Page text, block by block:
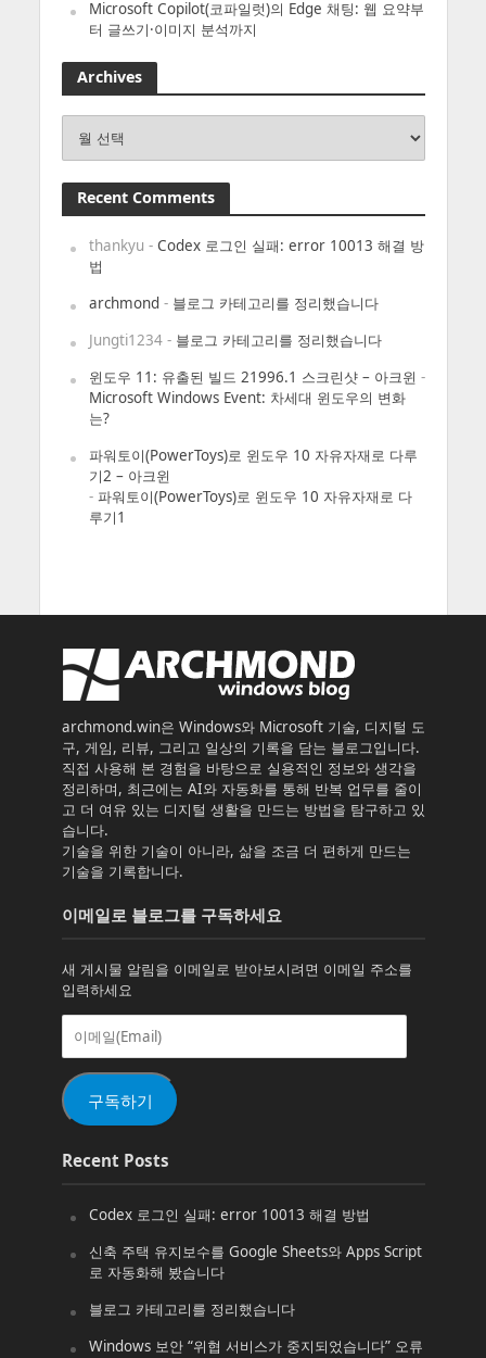
Microsoft Copilot(코파일럿)의 Edge 채팅: 웹 요약부
터 글쓰기·이미지 분석까지
Archives
Recent Comments
thankyu - Codex 로그인 실패: error 10013 해결 방
법
archmond- 블로그 카테고리를 정리했습니다
Jungti1234- 블로그 카테고리를 정리했습니다
윈도우 11: 유출된 빌드 21996.1 스크린샷 – 아크윈 -
Microsoft Windows Event: 차세대 윈도우의 변화
는?
파워토이(PowerToys)로 윈도우 10 자유자재로 다루
기2 – 아크윈
- 파워토이(PowerToys)로 윈도우 10 자유자재로 다
루기1
archmond.win은 Windows와 Microsoft 기술, 디지털 도
구, 게임, 리뷰, 그리고 일상의 기록을 담는 블로그입니다.
직접 사용해 본 경험을 바탕으로 실용적인 정보와 생각을
정리하며, 최근에는 AI와 자동화를 통해 반복 업무를 줄이
고 더 여유 있는 디지털 생활을 만드는 방법을 탐구하고 있
습니다.
기술을 위한 기술이 아니라, 삶을 조금 더 편하게 만드는
기술을 기록합니다.
이메일로 블로그를 구독하세요
새 게시물 알림을 이메일로 받아보시려면 이메일 주소를
입력하세요
이
일
(Email)
구독하기
Recent Posts
Codex 로그인 실패: error 10013 해결 방법
신축 주택 유지보수를 Google Sheets와 Apps Script
로 자동화해 봤습니다
블로그 카테고리를 정리했습니다
Windows 보안 “위협 서비스가 중지되었습니다” 오류